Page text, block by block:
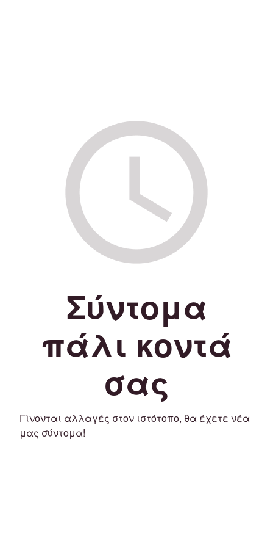
Σύντομα
πάλι κοντά
σας
Γίνονται αλλαγές στον ιστότοπο, θα έχετε νέα
μας σύντομα!